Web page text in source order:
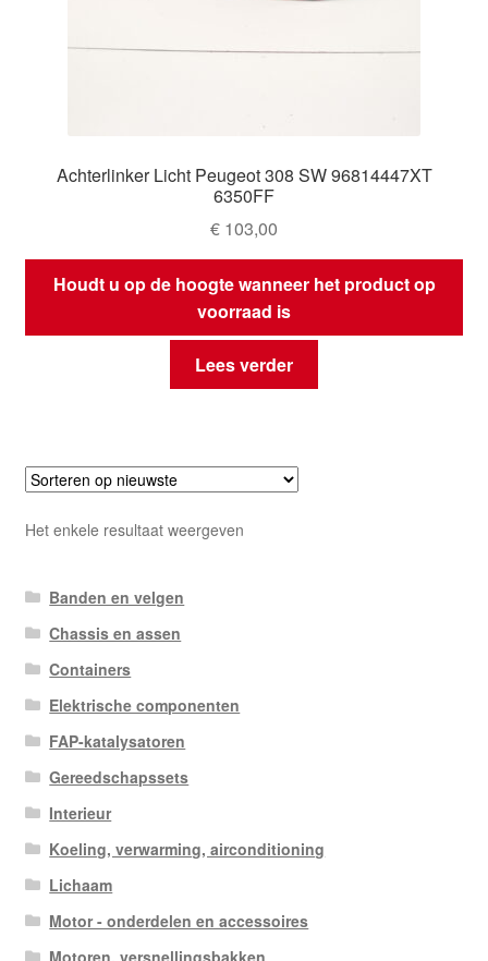
Achterlinker Licht Peugeot 308 SW 96814447XT
6350FF
€ 103,00
Houdt u op de hoogte wanneer het product op
voorraad is
Lees verder
Het enkele resultaat weergeven
Banden en velgen
Chassis en assen
Containers
Elektrische componenten
FAP-katalysatoren
Gereedschapssets
Interieur
Koeling, verwarming, airconditioning
Lichaam
Motor - onderdelen en accessoires
Motoren, versnellingsbakken